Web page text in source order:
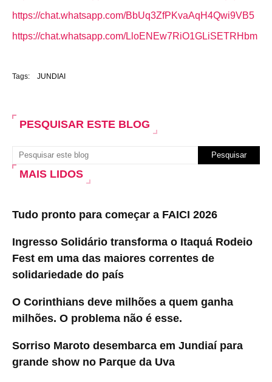
https://chat.whatsapp.com/BbUq3ZfPKvaAqH4Qwi9VB5
https://chat.whatsapp.com/LloENEw7RiO1GLiSETRHbm
Tags: JUNDIAI
PESQUISAR ESTE BLOG
MAIS LIDOS
Tudo pronto para começar a FAICI 2026
Ingresso Solidário transforma o Itaquá Rodeio
Fest em uma das maiores correntes de
solidariedade do país
O Corinthians deve milhões a quem ganha
milhões. O problema não é esse.
Sorriso Maroto desembarca em Jundiaí para
grande show no Parque da Uva